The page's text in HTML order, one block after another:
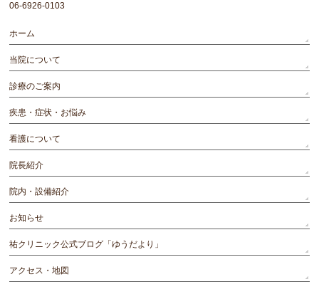
06-6926-0103
ホーム
当院について
診療のご案内
疾患・症状・お悩み
看護について
院長紹介
院内・設備紹介
お知らせ
祐クリニック公式ブログ「ゆうだより」
アクセス・地図